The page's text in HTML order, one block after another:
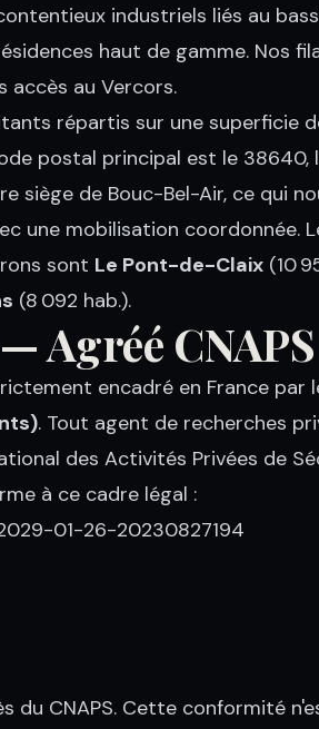
industriels liés au
haut de gamme. Nos
accès au Vercors.
répartis sur une superficie
postal principal est le 38640,
siège de Bouc-Bel-Air, ce qui
une mobilisation coordonnée.
sont Le Pont-de-Claix (10
(8 092 hab.).
Agréé CNAPS
encadré en France par
. Tout agent de recherches
des Activités Privées de
à ce cadre légal :
01-26-20230827194
CNAPS. Cette conformité